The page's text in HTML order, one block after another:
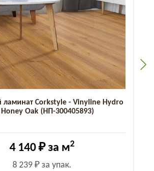
ламинат Corkstyle - Vinyline Hydro
Honey Oak (НП-300405893)
4 140 ₽ за м2
8 239 ₽ за упак.